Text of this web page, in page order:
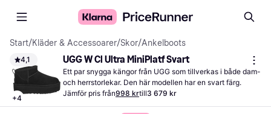
Start/Kläder & Accessoarer/Skor/Ankelboots
4,1
+4
UGG W Cl Ultra MiniPlatf Svart
Ett par snygga kängor från UGG som tillverkas i både dam-
och herrstorlekar. Den här modellen har en svart färg.
Jämför pris från998 krtill3 679 kr